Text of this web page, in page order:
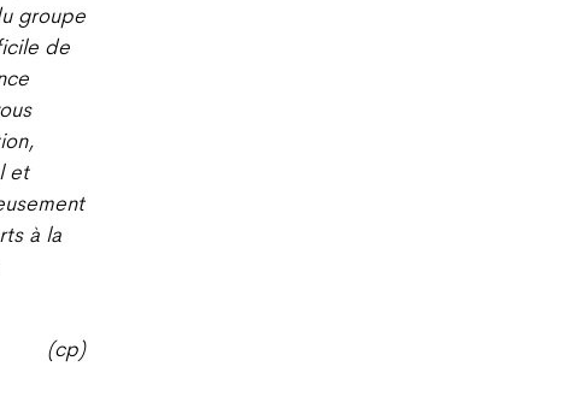
groupe
de
et
à la
(cp)